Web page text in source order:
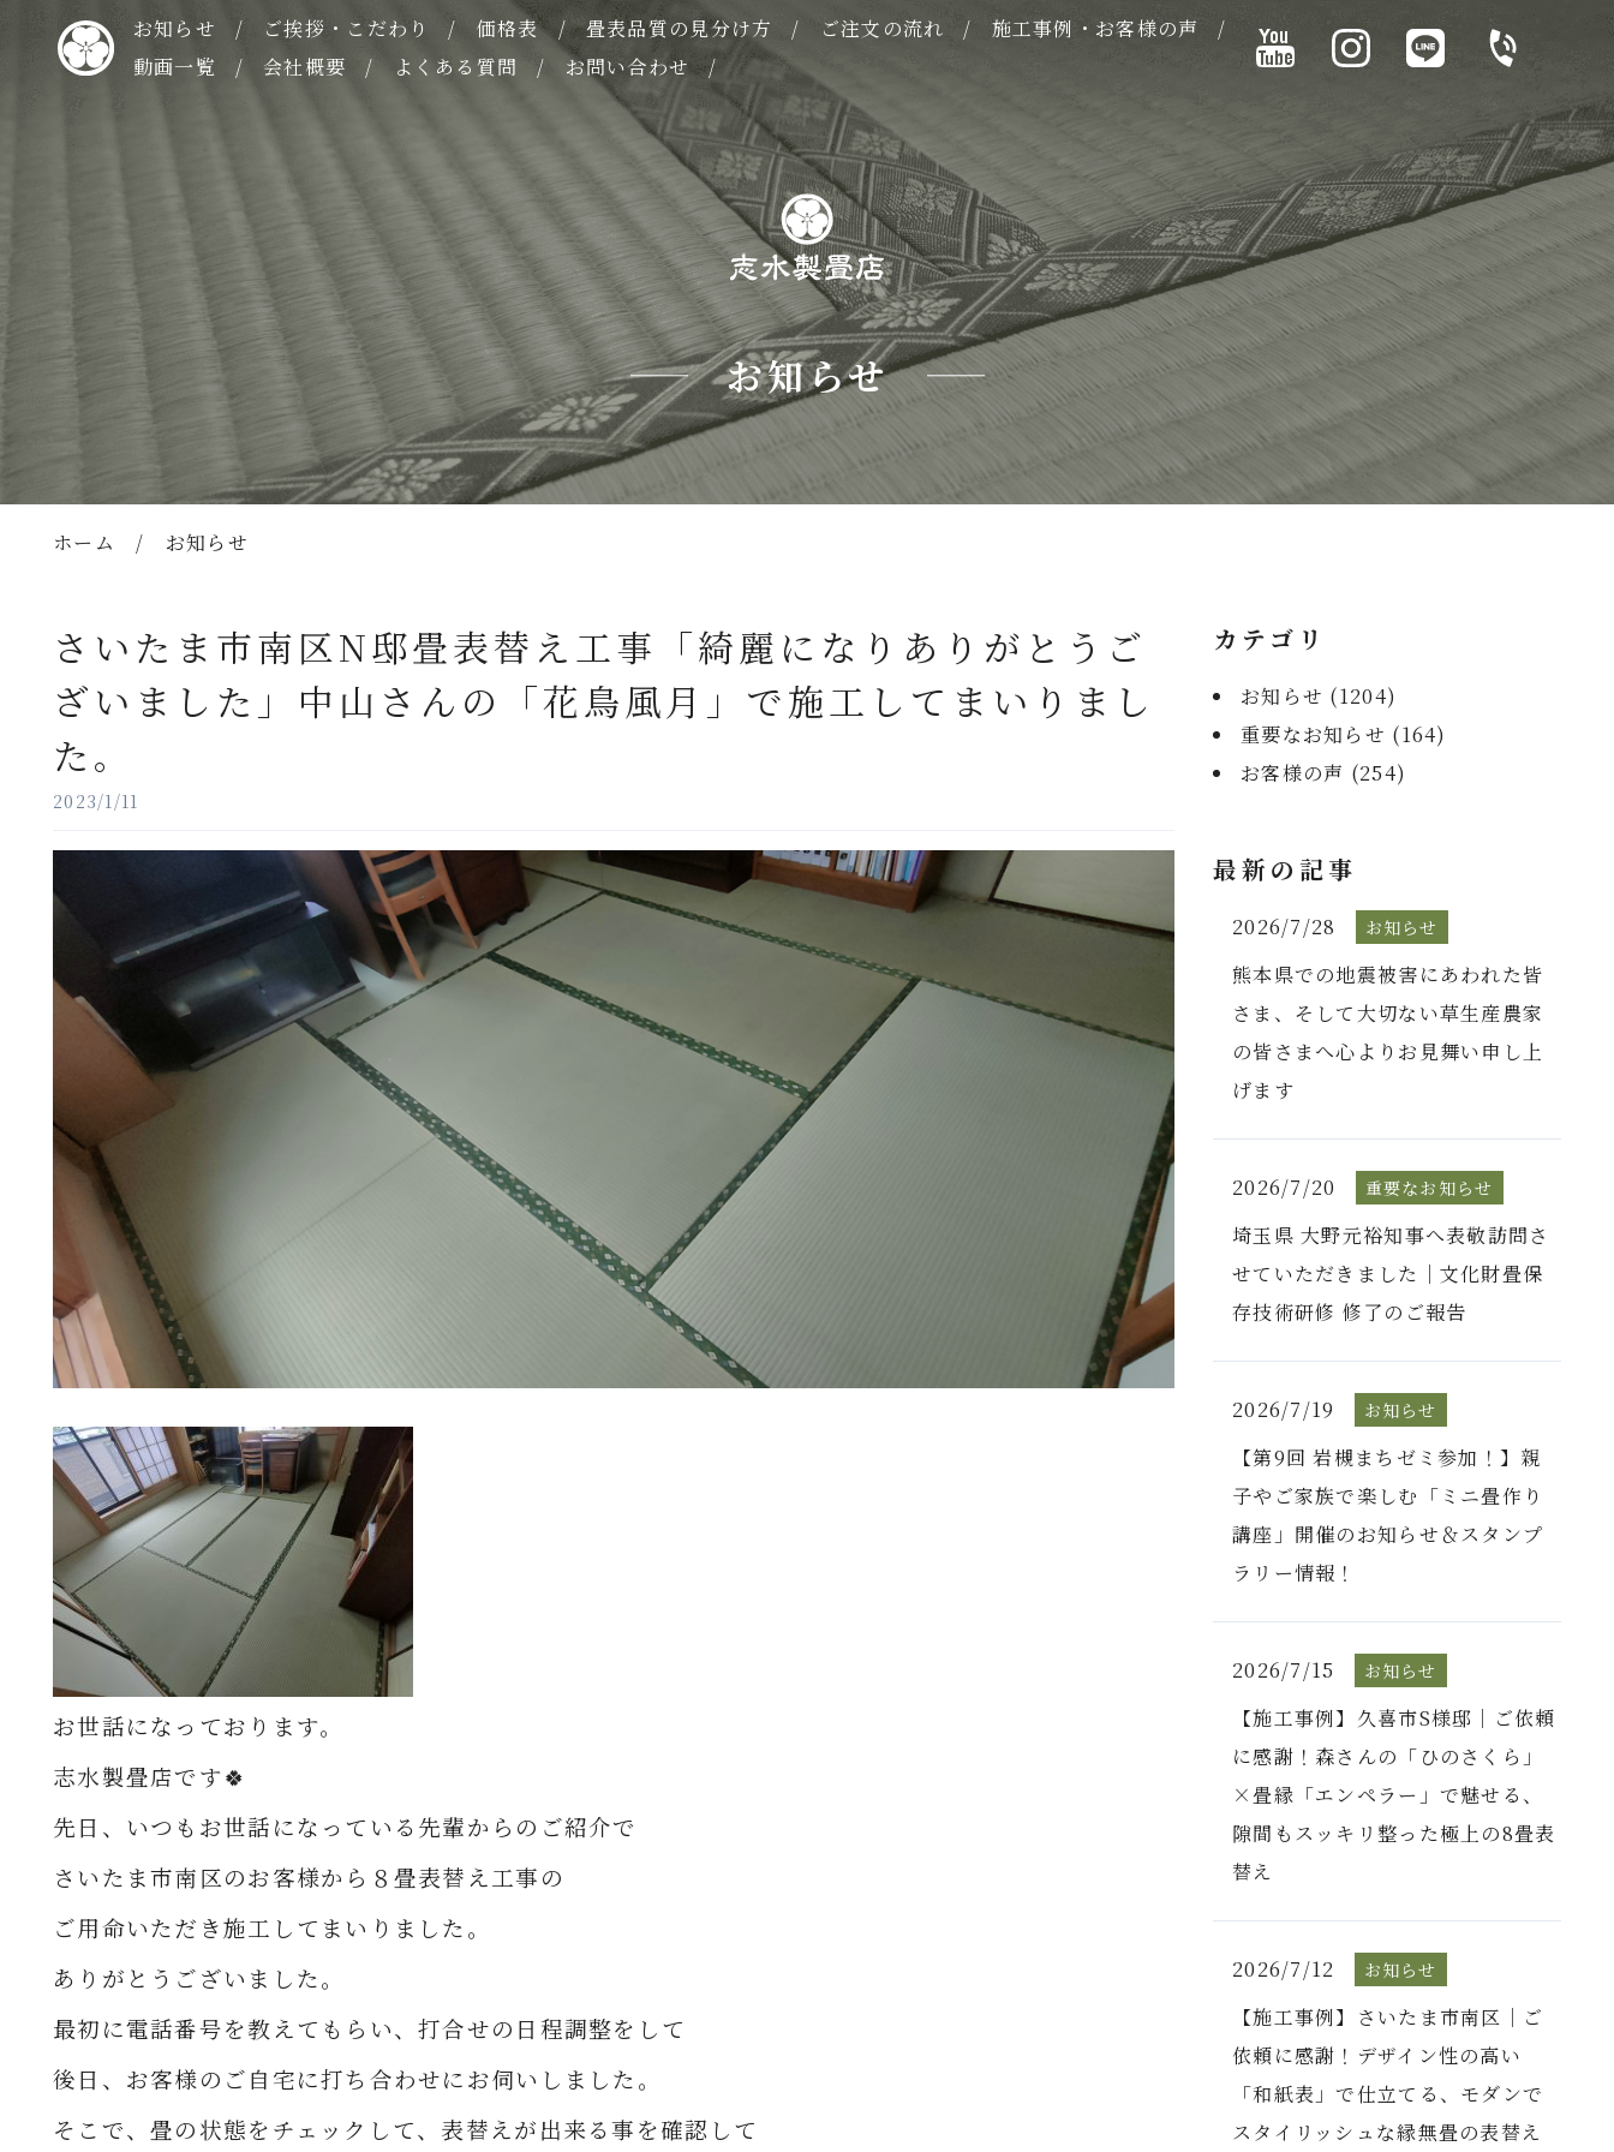
お知らせ ご挨拶・こだわり 価格表 畳表品質の見分け方 ご注文の流れ
施工事例・お客様の声
動画一覧
会社概要 よくある質問 お問い合わせ
お知らせ
ホーム / お知らせ
さいたま市南区N邸畳表替え工事「綺麗になりありがとうご
ざいました」中山さんの「花鳥風月」で施工してまいりまし
た。
2023/1/11
お世話になっております。
志水製畳店です🍀
先日、いつもお世話になっている先輩からのご紹介で
さいたま市南区のお客様から８畳表替え工事の
ご用命いただき施工してまいりました。
ありがとうございました。
最初に電話番号を教えてもらい、打合せの日程調整をして
後日、お客様のご自宅に打ち合わせにお伺いしました。
そこで、畳の状態をチェックして、表替えが出来る事を確認して
カテゴリ
お知らせ (1204)
重要なお知らせ (164)
お客様の声 (254)
最新の記事
2026/7/28 お知らせ
熊本県での地震被害にあわれた皆
さま、そして大切ない草生産農家
の皆さまへ心よりお見舞い申し上
げます
2026/7/20 重要なお知らせ
埼玉県 大野元裕知事へ表敬訪問さ
せていただきました｜文化財畳保
存技術研修 修了のご報告
2026/7/19 お知らせ
【第9回 岩槻まちゼミ参加！】親
子やご家族で楽しむ「ミニ畳作り
講座」開催のお知らせ＆スタンプ
ラリー情報！
2026/7/15 お知らせ
【施工事例】久喜市S様邸｜ご依頼
に感謝！森さんの「ひのさくら」
×畳縁「エンペラー」で魅せる、
隙間もスッキリ整った極上の8畳表
替え
2026/7/12 お知らせ
【施工事例】さいたま市南区｜ご
依頼に感謝！デザイン性の高い
「和紙表」で仕立てる、モダンで
スタイリッシュな縁無畳の表替え